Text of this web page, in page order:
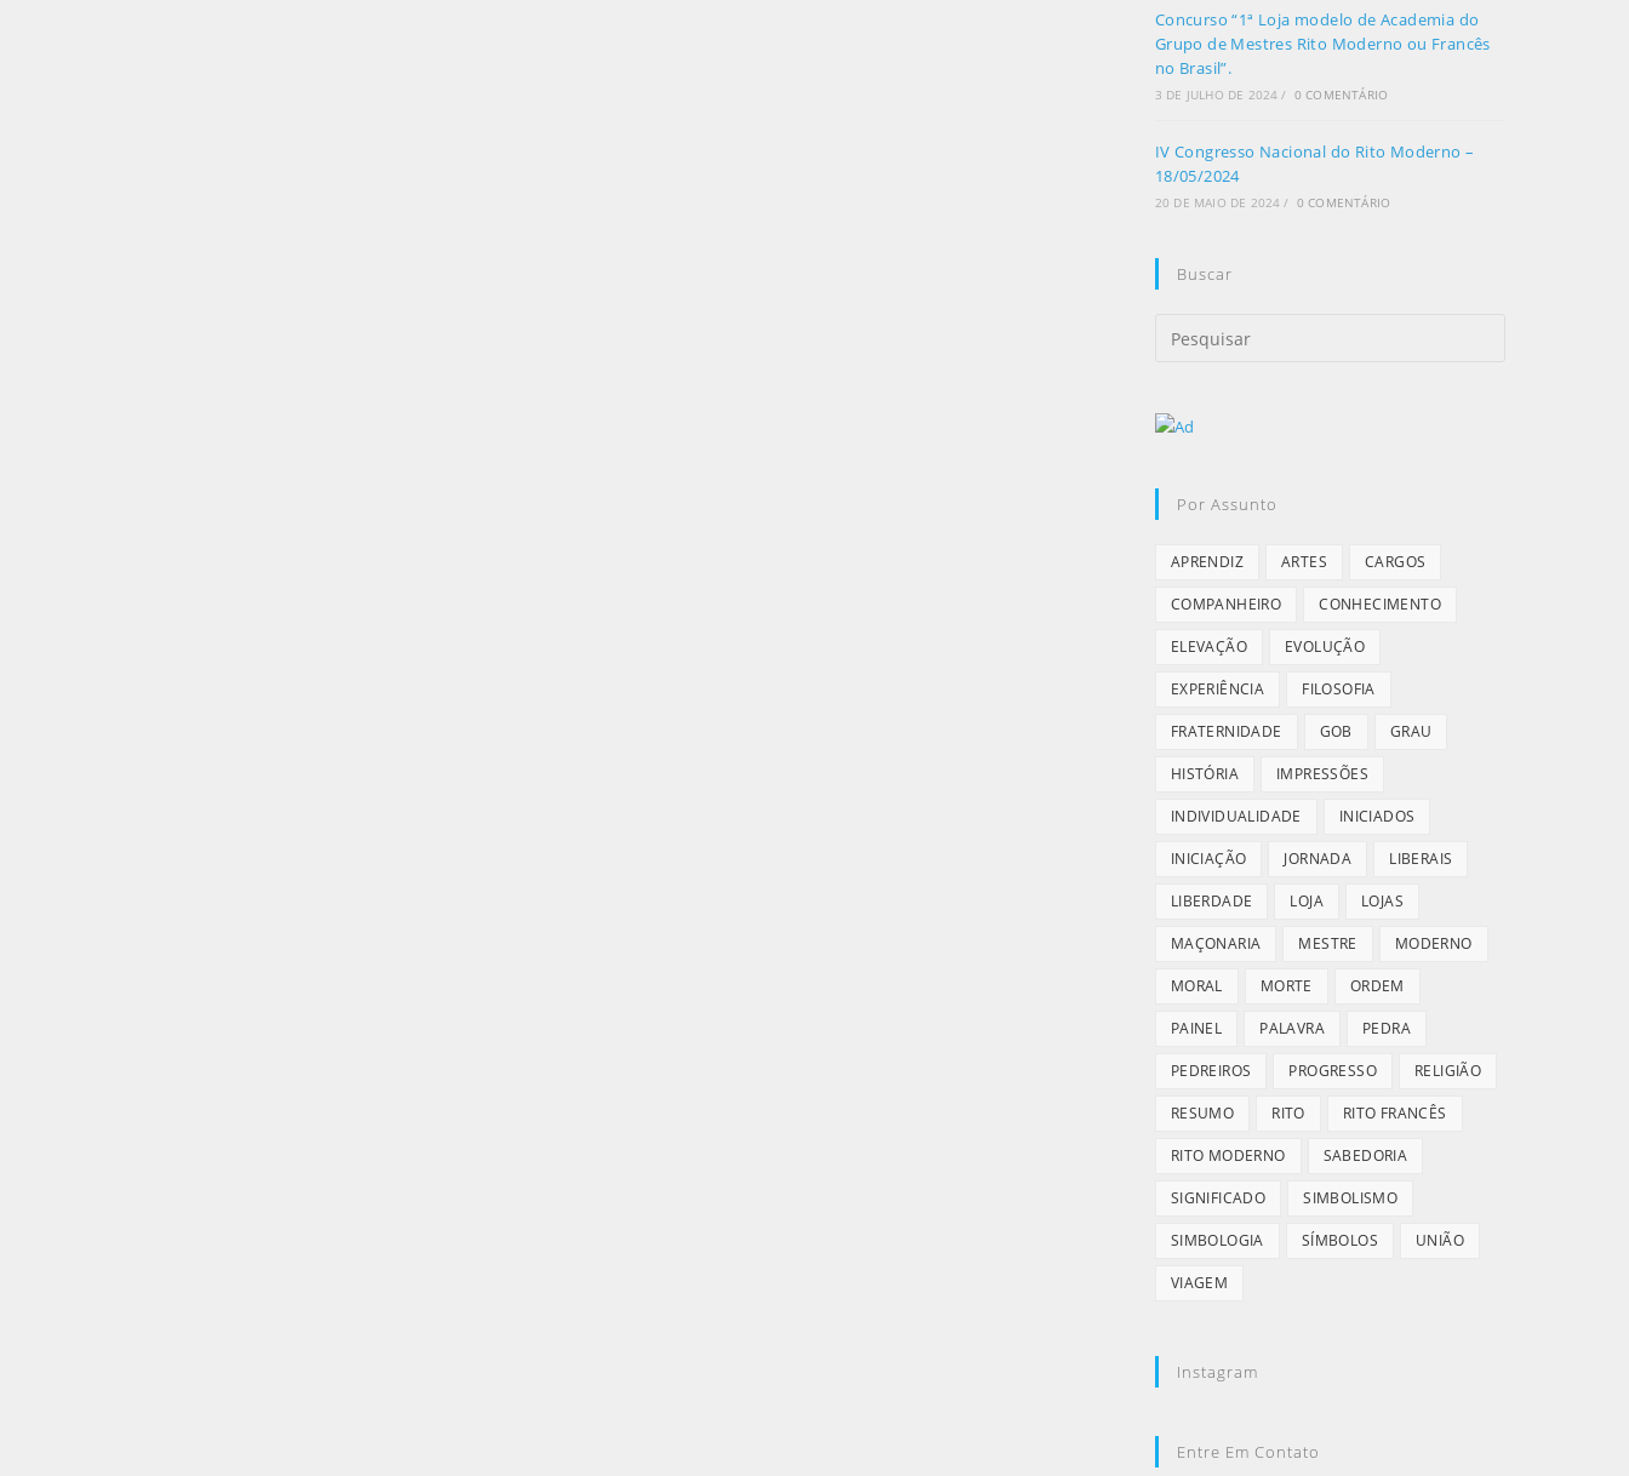
Concurso “1ª Loja modelo de Academia do
Grupo de Mestres Rito Moderno ou Francês
no Brasil”.
3 DE JULHO DE 2024 / 0 COMENTÁRIO
IV Congresso Nacional do Rito Moderno –
18/05/2024
20 DE MAIO DE 2024 / 0 COMENTÁRIO
Buscar
Por Assunto
APRENDIZ ARTES CARGOS
COMPANHEIRO CONHECIMENTO
ELEVAÇÃO EVOLUÇÃO
EXPERIÊNCIA FILOSOFIA
FRATERNIDADE GOB GRAU
HISTÓRIA IMPRESSÕES
INDIVIDUALIDADE INICIADOS
INICIAÇÃO JORNADA LIBERAIS
LIBERDADE LOJA LOJAS
MAÇONARIA MESTRE MODERNO
MORAL MORTE ORDEM
PAINEL PALAVRA PEDRA
PEDREIROS PROGRESSO RELIGIÃO
RESUMO RITO RITO FRANCÊS
RITO MODERNO SABEDORIA
SIGNIFICADO SIMBOLISMO
SIMBOLOGIA SÍMBOLOS UNIÃO
VIAGEM
Instagram
Entre Em Contato